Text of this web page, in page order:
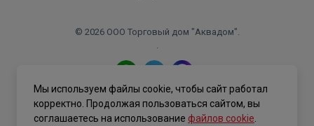
© 2026 ООО Торговый дом "Аквадом".
.
Политика конфиденциальности
Мы используем файлы cookie, чтобы сайт работал
корректно. Продолжая пользоваться сайтом, вы
соглашаетесь на использование файлов cookie